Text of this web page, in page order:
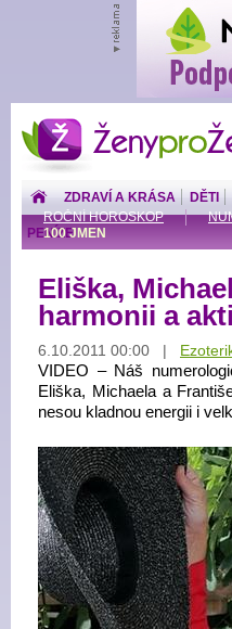
ŽenyproŽeny.cz
ZDRAVÍ A KRÁSA DĚTI
ROČNÍ HOROSKOP
100 JMEN
PENÍZE
Eliška,
harmonii a
6.10.2011 00:00 |
VIDEO – Náš
Eliška, Michaela a
nesou kladnou energii i